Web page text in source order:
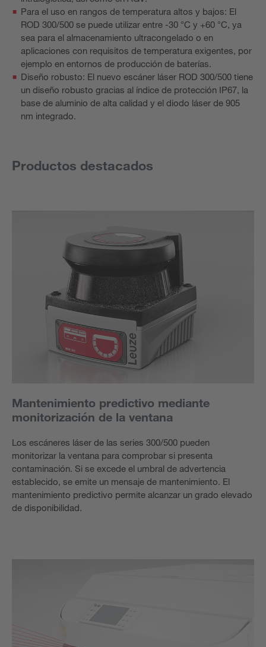
Para el uso en rangos de temperatura altos y bajos: El
ROD 300/500 se puede utilizar entre -30 °C y +60 °C, ya
sea para el almacenamiento ultracongelado o en
aplicaciones con requisitos de temperatura exigentes, por
ejemplo en entornos de producción de baterías.
Diseño robusto: El nuevo escáner láser ROD 300/500 tiene
un diseño robusto gracias al índice de protección IP67, la
base de aluminio de alta calidad y el diodo láser de 905
nm integrado.
Productos destacados
Mantenimiento predictivo mediante
monitorización de la ventana
Los escáneres láser de las series 300/500 pueden
monitorizar la ventana para comprobar si presenta
contaminación. Si se excede el umbral de advertencia
establecido, se emite un mensaje de mantenimiento. El
mantenimiento predictivo permite alcanzar un grado elevado
de disponibilidad.